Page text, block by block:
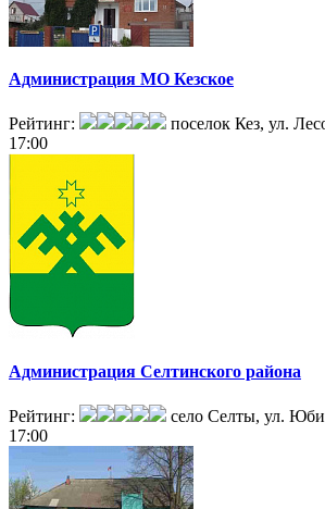
Администрация МО Кезское
Рейтинг: поселок Кез, ул.
17:00
Администрация Селтинского района
Рейтинг: село Селты, ул.
17:00